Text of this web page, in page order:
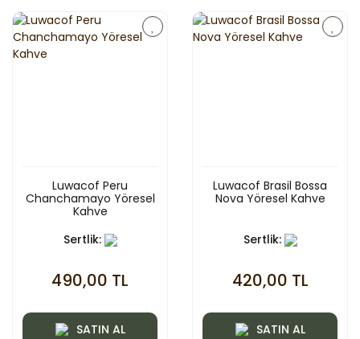
Luwacof Peru
Chanchamayo Yöresel
Kahve
Sertlik:
490,00 TL
SATIN AL
Luwacof Brasil Bossa
Nova Yöresel Kahve
Sertlik:
420,00 TL
SATIN AL